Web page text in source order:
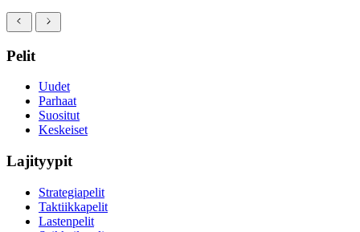
Pelit
Uudet
Parhaat
Suositut
Keskeiset
Lajityypit
Strategiapelit
Taktiikkapelit
Lastenpelit